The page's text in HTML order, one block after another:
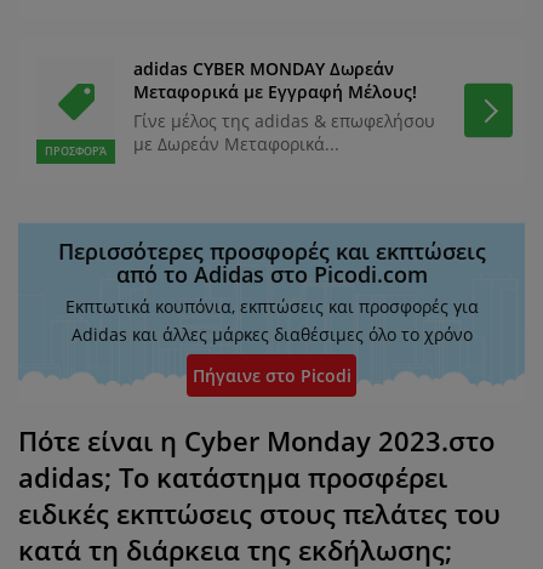
ΠΡΟΣΦΟΡΆ
adidas CYBER MONDAY Δωρεάν
Μεταφορικά με Εγγραφή Μέλους!
Γίνε μέλος της adidas & επωφελήσου
με Δωρεάν Μεταφορικά...
Περισσότερες προσφορές και εκπτώσεις
από το Adidas στο Picodi.com
Εκπτωτικά κουπόνια, εκπτώσεις και προσφορές για
Adidas και άλλες μάρκες διαθέσιμες όλο το χρόνο
Πήγαινε στο Picodi
Πότε είναι η Cyber ​​Monday 2023.στο
adidas; Το κατάστημα προσφέρει
ειδικές εκπτώσεις στους πελάτες του
κατά τη διάρκεια της εκδήλωσης;